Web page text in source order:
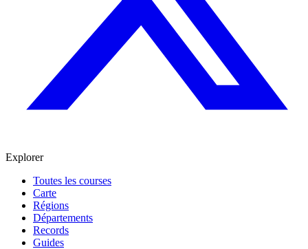
Explorer
Toutes les courses
Carte
Régions
Départements
Records
Guides